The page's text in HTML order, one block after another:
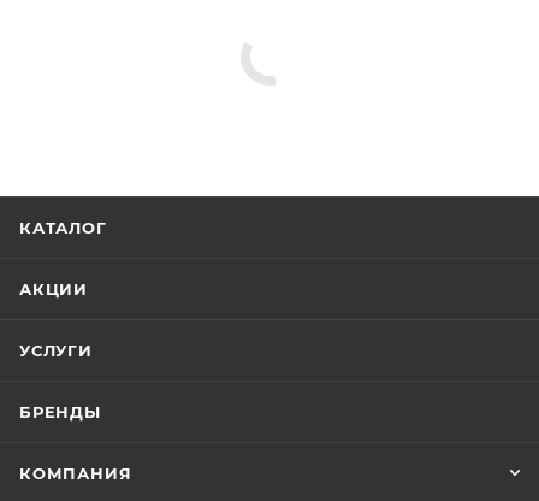
КАТАЛОГ
АКЦИИ
УСЛУГИ
БРЕНДЫ
КОМПАНИЯ